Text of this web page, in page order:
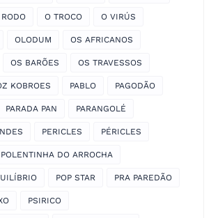
O TROCO O VIRÚS
OLODUM OS AFRICANOS
OS BARÕES OS TRAVESSOS
KOBROES PABLO PAGODÃO
PARADA PAN PARANGOLÉ
PERICLES PÉRICLES
POLENTINHA DO ARROCHA
POP STAR PRA PAREDÃO
PSIRICO